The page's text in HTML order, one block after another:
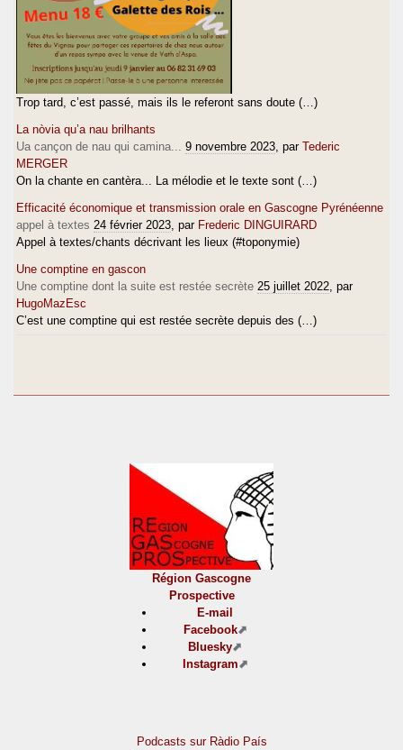
Trop tard, c’est passé, mais ils le referont sans doute (…)
La nòvia qu’a nau brilhants
Ua cançon de nau qui camina...
9 novembre 2023 , par Tederic
MERGER
On la chante en cantèra... La mélodie et le texte sont (…)
Efficacité économique et transmission orale en Gascogne Pyrénéenne
appel à textes 24 février 2023 , par Frederic DINGUIRARD
Appel à textes/chants décrivant les lieux (#toponymie)
Une comptine en gascon
Une comptine dont la suite est restée secrète 25 juillet 2022 , par
HugoMazEsc
C’est une comptine qui est restée secrète depuis des (…)
Région Gascogne
Prospective
E-mail
Facebook
Bluesky
Instagram
Podcasts sur Ràdio País